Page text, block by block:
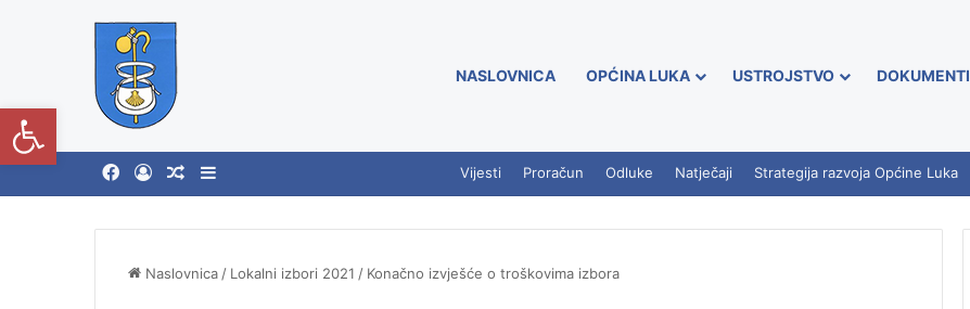
NASLOVNICA OPĆINA LUKA USTROJSTVO DOKUMENTI
Vijesti Proračun Odluke Natječaji Strategija razvoja Općine Luka
Naslovnica / Lokalni izbori 2021 / Konačno izvješće o troškovima izbora
Open toolbar